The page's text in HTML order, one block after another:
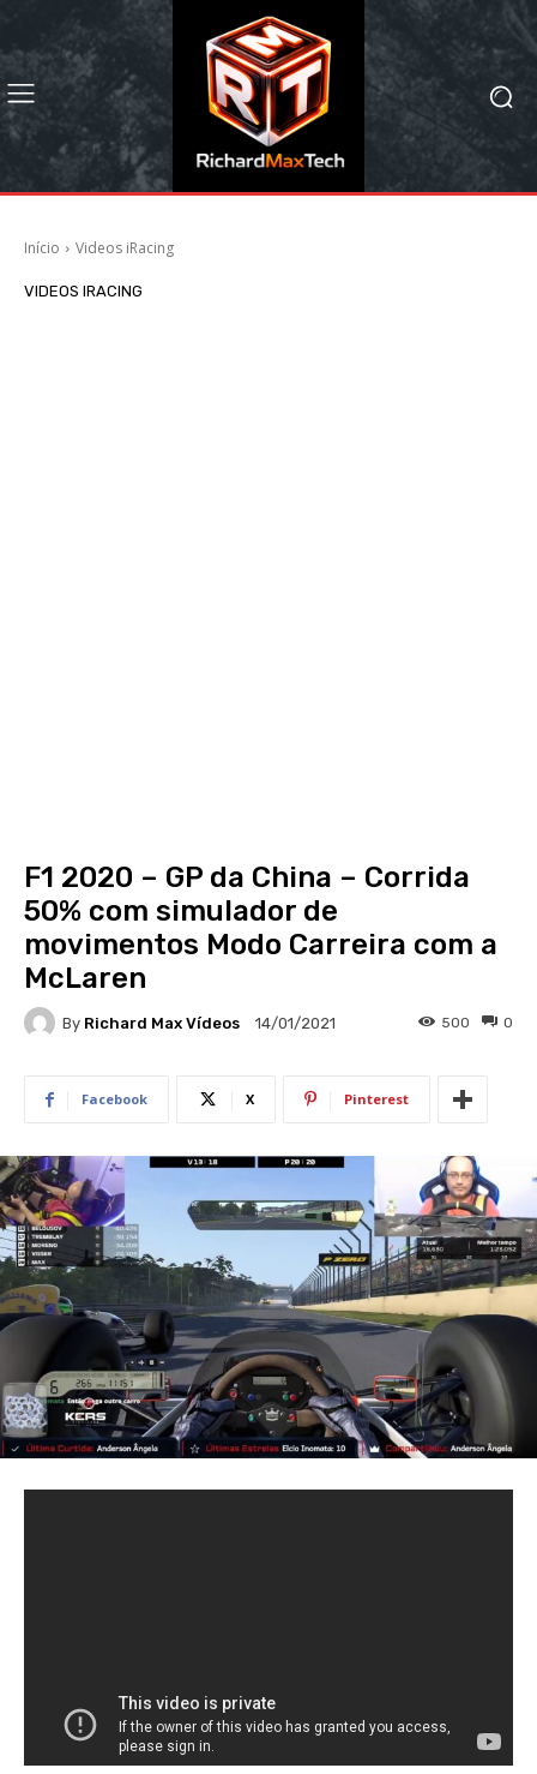
Início Videos iRacing
VIDEOS IRACING
F1 2020 – GP da China – Corrida
50% com simulador de
movimentos Modo Carreira com a
McLaren
By Richard Max Vídeos 14/01/2021 0
500
Facebook X Pinterest